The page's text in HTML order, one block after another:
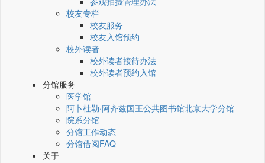
校友专栏
校友服务
校友入馆预约
校外读者
校外读者接待办法
校外读者预约入馆
分馆服务
医学馆
阿卜杜勒·阿齐兹国王公共图书馆北京大学分馆
院系分馆
分馆工作动态
分馆借阅FAQ
关于